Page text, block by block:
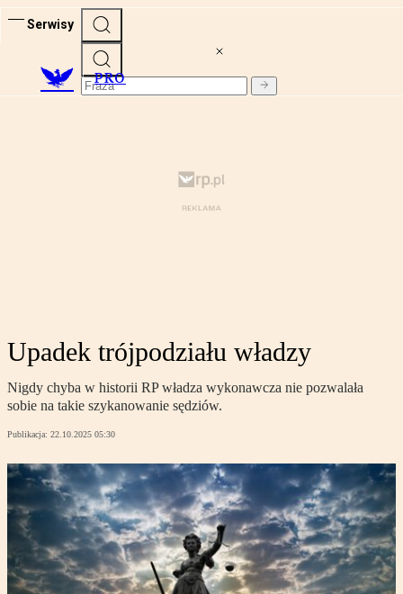
Serwisy
PRO
Upadek trójpodziału władzy
Nigdy chyba w historii RP władza wykonawcza nie pozwalała
sobie na takie szykanowanie sędziów.
Publikacja: 22.10.2025 05:30